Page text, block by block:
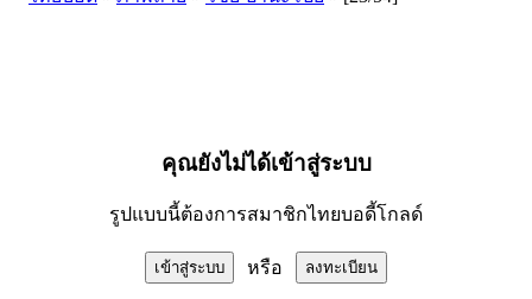
คุณยังไม่ได้เข้าสู่ระบบ
รูปแบบนี้ต้องการสมาชิกไทยบอดี้โกลด์
หรือ